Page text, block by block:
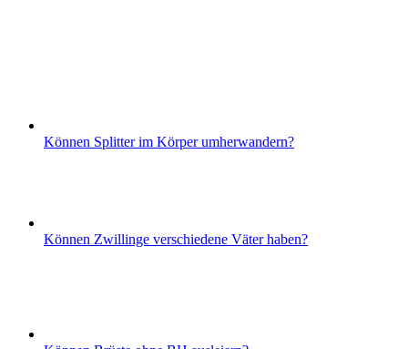
Können Splitter im Körper umherwandern?
Können Zwillinge verschiedene Väter haben?